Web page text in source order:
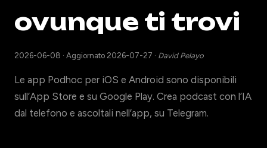
ovunque ti trovi
2026-06-08 · Aggiornato 2026-07-27 · David Pelayo
Le app Podhoc per iOS e Android sono disponibili
sull’App Store e su Google Play. Crea podcast con l’IA
dal telefono e ascoltali nell’app, su Telegram.